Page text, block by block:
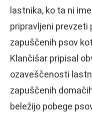
lastnika, ko ta ni
pripravljeni prevzeti
zapuščenih psov
Klančišar pripisal
ozaveščenosti
zapuščenih
beležijo pobege